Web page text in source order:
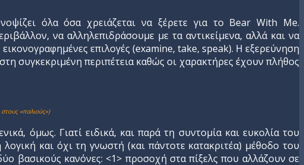
όλα όσα χρειάζεται να ξέρετε για το Bear With Μe.
να αλληλεπιδράσουμε με τα αντικείμενα, αλλά και να
επιλογές (examine, take, speak). Η εξερεύνηση
συγκεκριμένη περιπέτεια καθώς οι χαρακτήρες έχουν πλήθος
«παλιούς»)
όμως. Γιατί ειδικά, και παρά τη συντομία και ευκολία του
και όχι τη γνωστή (και πάντοτε κατακριτέα) μέθοδο του
βασικούς κανόνες: <1> προσοχή στα πίξελς που αλλάζουν σε